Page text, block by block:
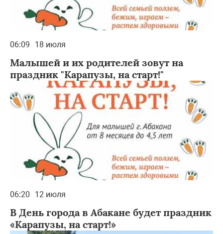
06:09 18 июля
Малышей и их родителей зовут на
праздник "Карапузы, на старт!"
06:20 12 июля
В День города в Абакане будет праздник
«Карапузы, на старт!»